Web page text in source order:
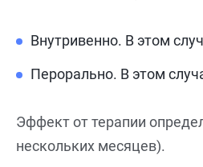
Внутривенно. В этом
Перорально. В этом
Эффект от терапии
нескольких месяцев).